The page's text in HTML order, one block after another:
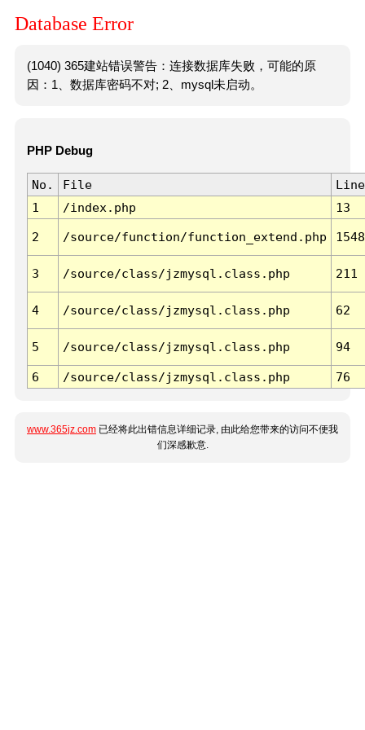
Database Error
(1040) 365建站错误警告：连接数据库失败，可能的原
因：1、数据库密码不对; 2、mysql未启动。
PHP Debug
No. File
Line
1
/index.php 13
2 /source/function/function_extend.php 1548
3 /source/class/jzmysql.class.php 211
4 /source/class/jzmysql.class.php 62
5 /source/class/jzmysql.class.php 94
6 /source/class/jzmysql.class.php 76
www.365jz.com 已经将此出错信息详细记录, 由此给您带来的访问不便我
们深感歉意.